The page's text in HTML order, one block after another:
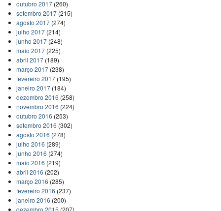
outubro 2017(260)
setembro 2017(215)
agosto 2017(274)
julho 2017(214)
junho 2017(248)
maio 2017(225)
abril 2017(189)
março 2017(238)
fevereiro 2017(195)
janeiro 2017(184)
dezembro 2016 (258)
novembro 2016 (224)
outubro 2016 (253)
setembro 2016 (302)
agosto 2016 (278)
julho 2016 (289)
junho 2016 (274)
maio 2016 (219)
abril 2016 (202)
março 2016 (285)
fevereiro 2016 (237)
janeiro 2016 (200)
dezembro 2015 (207)